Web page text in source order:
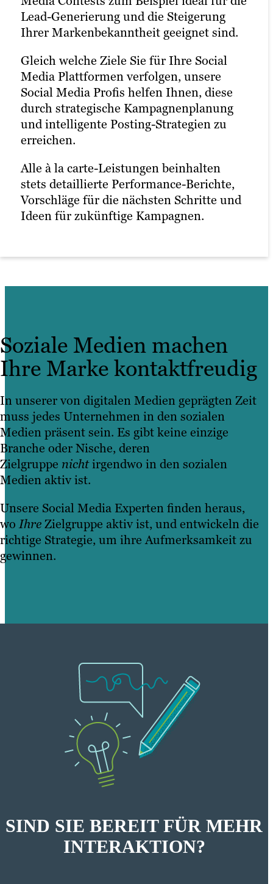
Lead-Generierung und die Steigerung
Ihrer Markenbekanntheit geeignet sind.
Gleich welche Ziele Sie für Ihre Social
Media Plattformen verfolgen, unsere
Social Media Profis helfen Ihnen, diese
durch strategische Kampagnenplanung
und intelligente Posting-Strategien zu
erreichen.
Alle à la carte-Leistungen beinhalten
stets detaillierte Performance-Berichte,
Vorschläge für die nächsten Schritte und
Ideen für zukünftige Kampagnen.
Anzeige, einen gesponserten Beitrag auf
LinkedIn, Karussel-Ads auf Instagram
oder etwas anderes benötigen, wir
können die perfekte Werbestrategie
entwickeln, mit der Sie Ihre gesetzten
Ziele erreichen.
und umsetzen oder Sie durch die
Erstellung von Posts unterstützen.
Soziale Medien machen
Ihre Marke kontaktfreudig
In unserer von digitalen Medien geprägten Zeit
muss jedes Unternehmen in den sozialen
Medien präsent sein. Es gibt keine einzige
Branche oder Nische, deren
Zielgruppe nichtirgendwo in den sozialen
Medien aktiv ist.
Unsere Social Media Experten finden heraus,
woIhreZielgruppe aktiv ist, und entwickeln die
richtige Strategie, um ihre Aufmerksamkeit zu
gewinnen.
SIND SIE BEREIT FÜR MEHR
INTERAKTION?